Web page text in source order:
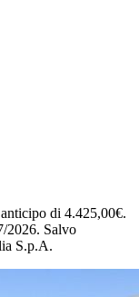
di 4.425,00€.
2026. Salvo
S.p.A.